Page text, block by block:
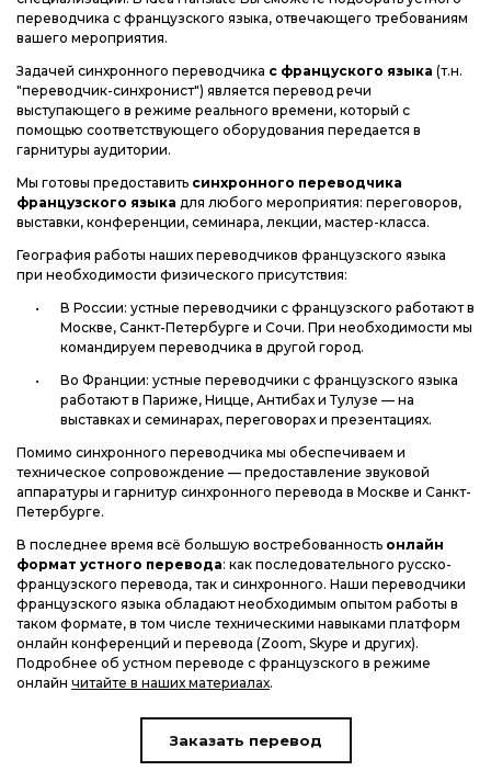
переводчика с французского языка, отвечающего требованиям
вашего мероприятия.
Задачей синхронного переводчика с француского языка (т.н.
"переводчик-синхронист") является перевод речи
выступающего в режиме реального времени, который с
помощью соответствующего оборудования передается в
гарнитуры аудитории.
Мы готовы предоставить синхронного переводчика
французского языка для любого мероприятия: переговоров,
выставки, конференции, семинара, лекции, мастер-класса.
География работы наших переводчиков французского языка
при необходимости физического присутствия:
В России: устные переводчики с французского работают в
Москве, Санкт-Петербурге и Сочи. При необходимости мы
командируем переводчика в другой город.
Во Франции: устные переводчики с французского языка
работают в Париже, Ницце, Антибах и Тулузе — на
выставках и семинарах, переговорах и презентациях.
Помимо синхронного переводчика мы обеспечиваем и
техническое сопровождение — предоставление звуковой
аппаратуры и гарнитур синхронного перевода в Москве и Санкт-
Петербурге.
В последнее время всё большую востребованность онлайн
формат устного перевода: как последовательного русско-
французского перевода, так и синхронного. Наши переводчики
французского языка обладают необходимым опытом работы в
таком формате, в том числе техническими навыками платформ
онлайн конференций и перевода (Zoom, Skype и других).
Подробнее об устном переводе с французского в режиме
онлайн читайте в наших материалах.
Заказать перевод